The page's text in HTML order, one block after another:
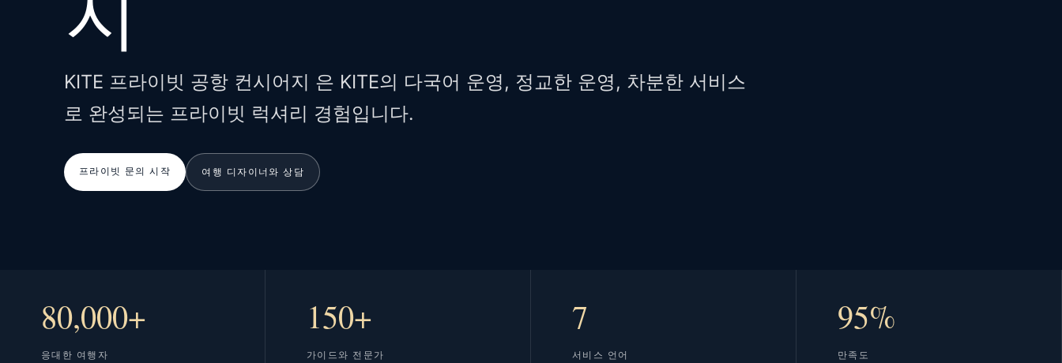
KITE 프라이빗 공항 컨시어지 은 KITE의 다국어 운영, 정교한 운영, 차분한 서비스
로 완성되는 프라이빗 럭셔리 경험입니다.
프라이빗 문의 시작 여행 디자이너와 상담
80,000+
응대한 여행자
150+
가이드와 전문가
7
서비스 언어
95%
만족도